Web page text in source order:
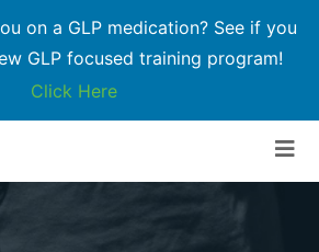
on a GLP medication? See if you
GLP focused training program!
Click Here